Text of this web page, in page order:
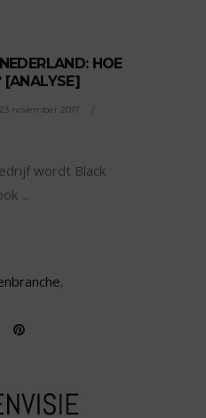
HOE
[ANALYSE]
23 november 2017
wordt Black
,